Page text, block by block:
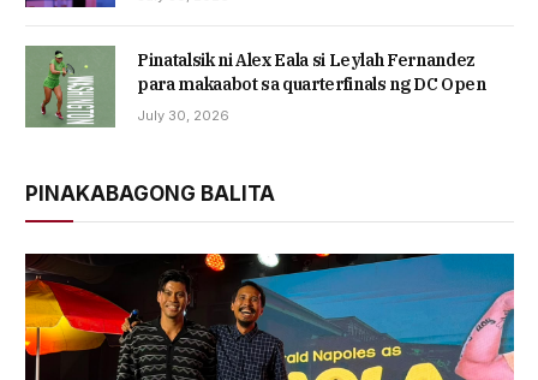
Pinatalsik ni Alex Eala si Leylah Fernandez
para makaabot sa quarterfinals ng DC Open
July 30, 2026
PINAKABAGONG BALITA